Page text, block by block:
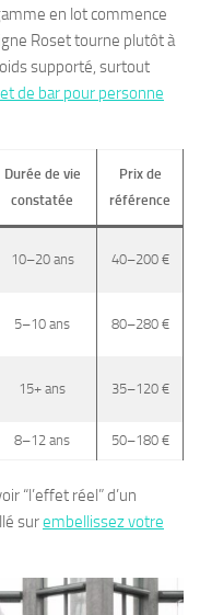
en lot commence
Roset tourne plutôt à
supporté, surtout
de bar pour personne
Durée de vie
constatée
Prix de
référence
10–20 ans 40–200 €
5–10 ans 80–280 €
15+ ans 35–120 €
8–12 ans 50–180 €
“l’effet réel” d’un
surembellissez votre